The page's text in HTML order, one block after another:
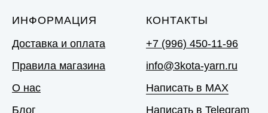
ИНФОРМАЦИЯ
Доставка и оплата
Правила магазина
О нас
Блог
КОНТАКТЫ
+7 (996) 450-11-96
info@3kota-yarn.ru
Написать в MAX
Написать в Telegram